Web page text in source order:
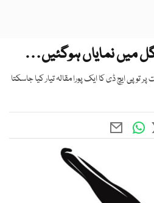
میں نمایاں ہوگئیں…
پی ایچ ڈی کا ایک پورا مقالہ تیار کیا جاسکتا